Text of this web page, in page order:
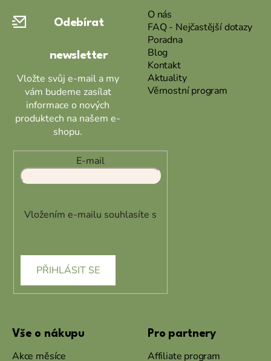
Odebírat
newsletter
Vložte svůj e-mail a my
vám budeme zasílat
informace o nových
produktech na našem e-
shopu.
E-mail
Vložením e-mailu souhlasíte s
PŘIHLÁSIT SE
O nás
FAQ - Nejčastější dotazy
Poradna
Blog
Kontakt
Aktuality
Věrnostní program
Vše o nákupu
Akce měsíce
Pro partnery
Affiliate program